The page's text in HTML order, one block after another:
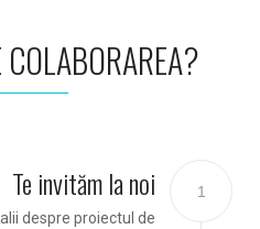
1
Te invităm la noi
despre proiectul de